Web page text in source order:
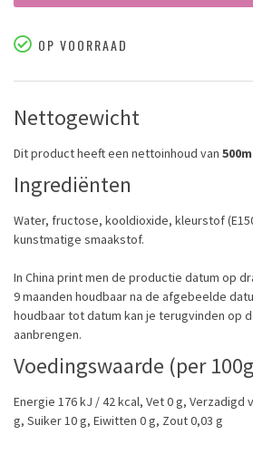
OP VOORRAAD
Nettogewicht
Dit product heeft een nettoinhoud van
Ingrediënten
Water, fructose, kooldioxide, kleurstof
kunstmatige smaakstof.
In China print men de productie datum op
9 maanden houdbaar na de afgebeelde
houdbaar tot datum kan je terugvinden op
aanbrengen.
Voedingswaarde (per
Energie 176 kJ / 42 kcal, Vet 0 g, Verzadigd
g, Suiker 10 g, Eiwitten 0 g, Zout 0,03 g